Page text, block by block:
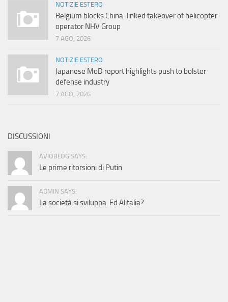
NOTIZIE ESTERO
Belgium blocks China-linked takeover of helicopter
operator NHV Group
7 AGO, 2026
NOTIZIE ESTERO
Japanese MoD report highlights push to bolster
defense industry
7 AGO, 2026
DISCUSSIONI
AVIOBLOG SAYS:
Le prime ritorsioni di Putin
ADMIN SAYS:
La società si sviluppa. Ed Alitalia?